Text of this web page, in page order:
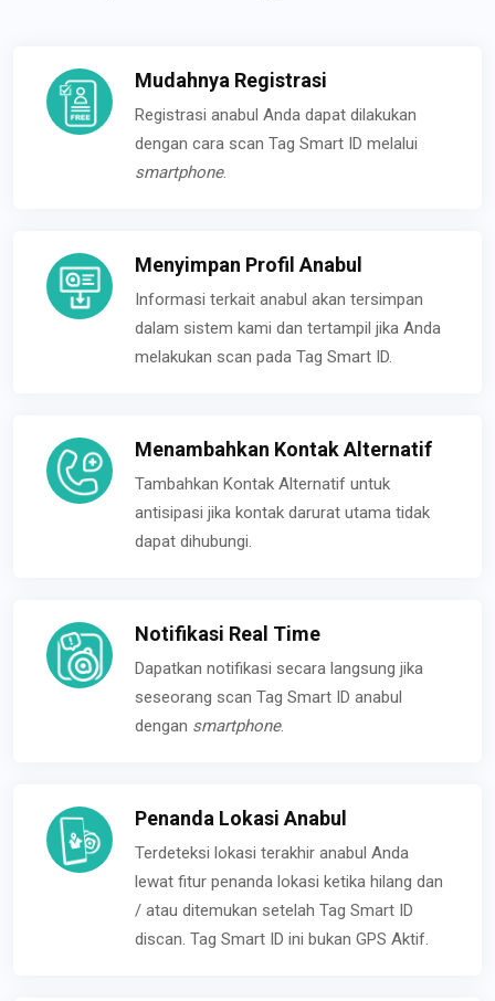
Mudahnya Registrasi
Registrasi anabul Anda dapat dilakukan
dengan cara scan Tag Smart ID melalui
smartphone.
Menyimpan Profil Anabul
Informasi terkait anabul akan tersimpan
dalam sistem kami dan tertampil jika Anda
melakukan scan pada Tag Smart ID.
Menambahkan Kontak Alternatif
Tambahkan Kontak Alternatif untuk
antisipasi jika kontak darurat utama tidak
dapat dihubungi.
Notifikasi Real Time
Dapatkan notifikasi secara langsung jika
seseorang scan Tag Smart ID anabul
dengan smartphone.
Penanda Lokasi Anabul
Terdeteksi lokasi terakhir anabul Anda
lewat fitur penanda lokasi ketika hilang dan
/ atau ditemukan setelah Tag Smart ID
discan. Tag Smart ID ini bukan GPS Aktif.